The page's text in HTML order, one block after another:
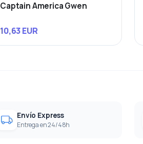
Captain America Gwen
10,63 EUR
Envío Express
Entrega en 24/48h